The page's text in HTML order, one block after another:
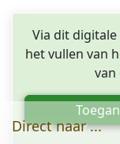
Via dit
het vullen van
van
Direct naar ...